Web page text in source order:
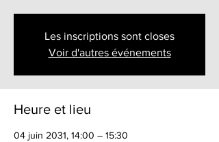
Les inscriptions sont closes
Voir d'autres événements
Heure et lieu
04 juin 2031, 14:00 – 15:30